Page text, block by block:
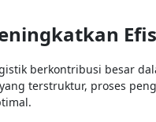
berkontribusi besar
terstruktur, proses